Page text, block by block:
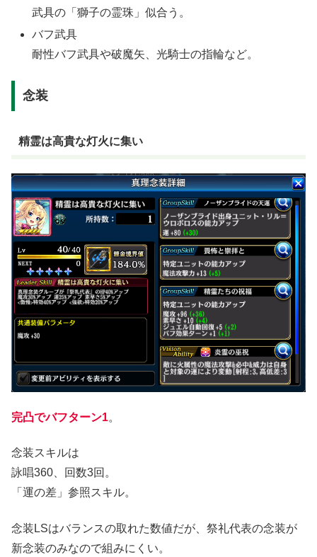
武具の「獅子の霊珠」似合う。
バフ武具
耐性バフ武具や破魔矢、光騎士の指輪など。
念装
精霊は高貴な灯火に集い
完凸でバフターン1。
念装スキルは
詠唱360、回数3回。
「運の差」参照スキル。
念装LSはバランスの取れた数値だが、祭礼代表の念装が
新念装のみなので組みにくい。